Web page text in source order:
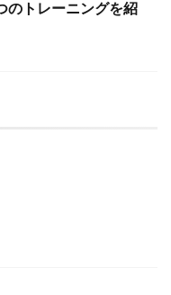
のトレーニングを紹